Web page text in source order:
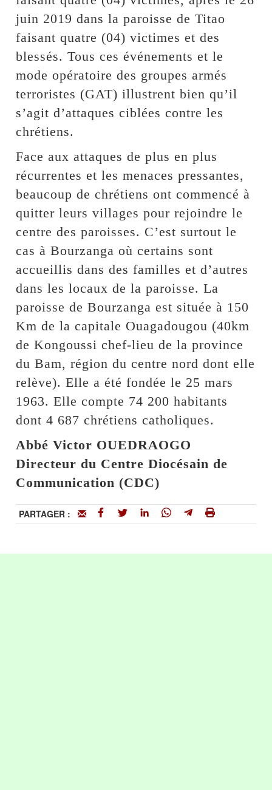
juin 2019 dans la paroisse de Titao
faisant quatre (04) victimes et des
blessés. Tous ces événements et le
mode opératoire des groupes armés
terroristes (GAT) illustrent bien qu’il
s’agit d’attaques ciblées contre les
chrétiens.
Face aux attaques de plus en plus
récurrentes et les menaces pressantes,
beaucoup de chrétiens ont commencé à
quitter leurs villages pour rejoindre le
centre des paroisses. C’est surtout le
cas à Bourzanga où certains sont
accueillis dans des familles et d’autres
dans les locaux de la paroisse. La
paroisse de Bourzanga est située à 150
Km de la capitale Ouagadougou (40km
de Kongoussi chef-lieu de la province
du Bam, région du centre nord dont elle
relève). Elle a été fondée le 25 mars
1963. Elle compte 74 200 habitants
dont 4 687 chrétiens catholiques.
Abbé Victor OUEDRAOGO
Directeur du Centre Diocésain de
Communication (CDC)
PARTAGER :